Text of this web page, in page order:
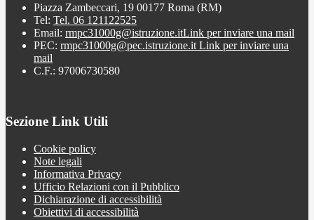
Piazza Zambeccari, 19 00177 Roma (RM)
Tel: Tel. 06 121122525
Email: rmpc31000g@istruzione.itLink per inviare una mail
PEC: rmpc31000g@pec.istruzione.it Link per inviare una
mail
C.F.: 97006730580
Sezione Link Utili
Cookie policy
Note legali
Informativa Privacy
Ufficio Relazioni con il Pubblico
Dichiarazione di accessibilità
Obiettivi di accessibilità